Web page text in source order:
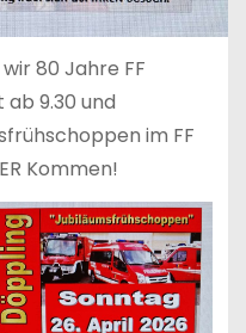
80 Jahre FF
9.30 und
im FF
Kommen!